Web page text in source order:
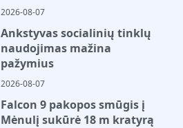
2026-08-07
Ankstyvas socialinių tinklų
naudojimas mažina
pažymius
2026-08-07
Falcon 9 pakopos smūgis į
Mėnulį sukūrė 18 m kratyrą